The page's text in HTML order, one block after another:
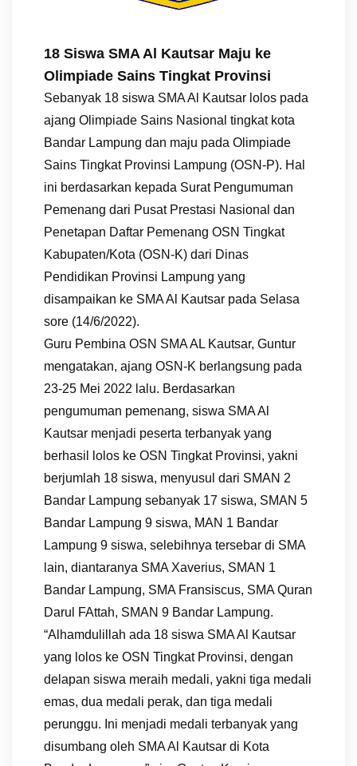
18 Siswa SMA Al Kautsar Maju ke
Olimpiade Sains Tingkat Provinsi
Sebanyak 18 siswa SMA Al Kautsar lolos pada
ajang Olimpiade Sains Nasional tingkat kota
Bandar Lampung dan maju pada Olimpiade
Sains Tingkat Provinsi Lampung (OSN-P). Hal
ini berdasarkan kepada Surat Pengumuman
Pemenang dari Pusat Prestasi Nasional dan
Penetapan Daftar Pemenang OSN Tingkat
Kabupaten/Kota (OSN-K) dari Dinas
Pendidikan Provinsi Lampung yang
disampaikan ke SMA Al Kautsar pada Selasa
sore (14/6/2022).
Guru Pembina OSN SMA AL Kautsar, Guntur
mengatakan, ajang OSN-K berlangsung pada
23-25 Mei 2022 lalu. Berdasarkan
pengumuman pemenang, siswa SMA Al
Kautsar menjadi peserta terbanyak yang
berhasil lolos ke OSN Tingkat Provinsi, yakni
berjumlah 18 siswa, menyusul dari SMAN 2
Bandar Lampung sebanyak 17 siswa, SMAN 5
Bandar Lampung 9 siswa, MAN 1 Bandar
Lampung 9 siswa, selebihnya tersebar di SMA
lain, diantaranya SMA Xaverius, SMAN 1
Bandar Lampung, SMA Fransiscus, SMA Quran
Darul FAttah, SMAN 9 Bandar Lampung.
“Alhamdulillah ada 18 siswa SMA Al Kautsar
yang lolos ke OSN Tingkat Provinsi, dengan
delapan siswa meraih medali, yakni tiga medali
emas, dua medali perak, dan tiga medali
perunggu. Ini menjadi medali terbanyak yang
disumbang oleh SMA Al Kautsar di Kota